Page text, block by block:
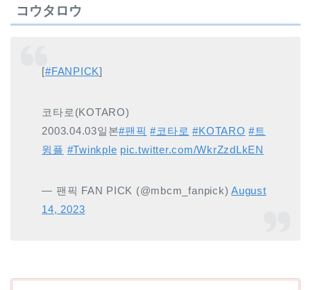
コウタロウ
[#FANPICK]
코타로(KOTARO)
2003.04.03일본#팬픽 #코타로 #KOTARO #트
윙플 #Twinkple pic.twitter.com/WkrZzdLkEN
— 팬픽 FAN PICK (@mbcm_fanpick)August
14, 2023